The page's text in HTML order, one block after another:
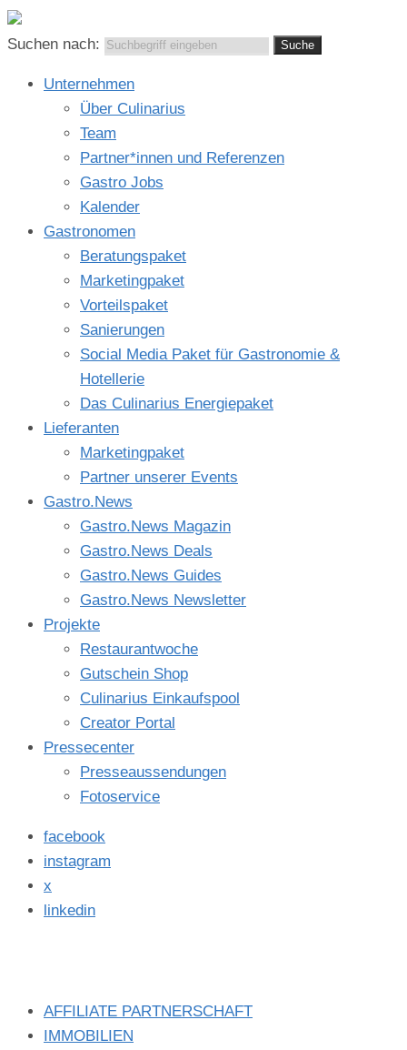
Suchen nach:
Unternehmen
Über Culinarius
Team
Partner*innen und Referenzen
Gastro Jobs
Kalender
Gastronomen
Beratungspaket
Marketingpaket
Vorteilspaket
Sanierungen
Social Media Paket für Gastronomie &
Hotellerie
Das Culinarius Energiepaket
Lieferanten
Marketingpaket
Partner unserer Events
Gastro.News
Gastro.News Magazin
Gastro.News Deals
Gastro.News Guides
Gastro.News Newsletter
Projekte
Restaurantwoche
Gutschein Shop
Culinarius Einkaufspool
Creator Portal
Pressecenter
Presseaussendungen
Fotoservice
facebook
instagram
x
linkedin
AFFILIATE PARTNERSCHAFT
IMMOBILIEN